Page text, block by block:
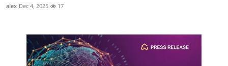
alex Dec 4, 2025 17